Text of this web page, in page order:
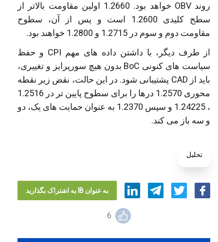
روند OBV خواهد بود. 1.2660 اولین مقاومت بالاتر از
سطح کلیدی 1.2600 است و پس از آن، سطوح
مقاومت دوم و سوم در 1.2715 و 1.2800 خواهند بود.
از طرف دیگر، با داشتن داده های مهم CPI و حفظ
سیاست های کنونی BoC بدون هیچ سورپرایز و تغییری،
باید از CAD پشتیبانی شود. در این حالت، نقض زیر نقطه
محوری 1.2570 درها را برای سطوح پایین تر در 1.2516
، 1.24225 و سپس 1.2370 به عنوان حمایت های یک، دو
و سه باز می کند.
تحلیل
به عنوان IB به اشتراک بگذارید
6